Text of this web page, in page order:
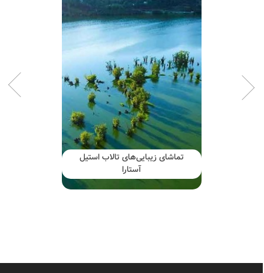
باغ پرندگان آستارا، اولین و تنهاترین
در گیلان